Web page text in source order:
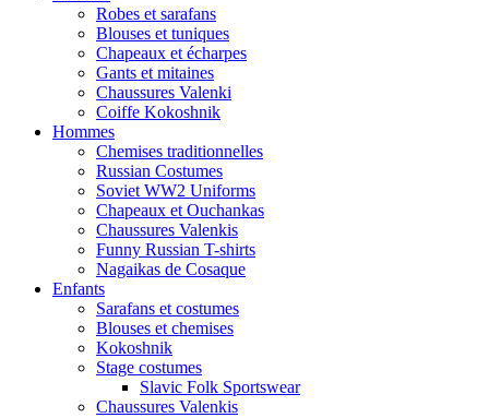
Robes et sarafans
Blouses et tuniques
Chapeaux et écharpes
Gants et mitaines
Chaussures Valenki
Coiffe Kokoshnik
Hommes
Chemises traditionnelles
Russian Costumes
Soviet WW2 Uniforms
Chapeaux et Ouchankas
Chaussures Valenkis
Funny Russian T-shirts
Nagaikas de Cosaque
Enfants
Sarafans et costumes
Blouses et chemises
Kokoshnik
Stage costumes
Slavic Folk Sportswear
Chaussures Valenkis